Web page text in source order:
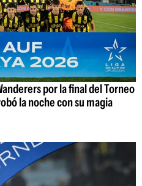
por la final del Torneo
la noche con su magia